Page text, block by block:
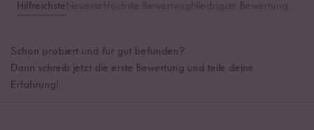
Hilfreichste
Schon probiert und für gut befunden?
Dann schreib jetzt die erste Bewertung und teile deine
Erfahrung!